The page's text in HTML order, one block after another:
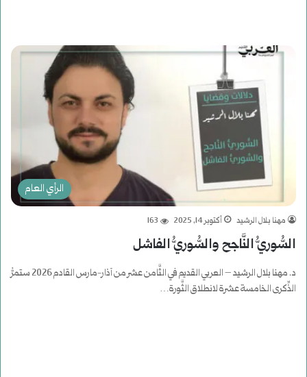
الرأي العام
مهنا بلال الرشيد أكتوبر 14, 2025 163
السُّوريُّ النَّاجح والسُّوريُّ الفاشل
د. مهنا بلال الرشيد – العربي القديم في الثَّامن عشر من آذار-مارس القادم 2026 ستمرُّ
الذِّكرى الخامسة عشرة لانطلاق الثَّورة…